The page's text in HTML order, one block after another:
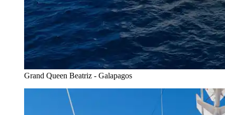
Grand Queen Beatriz - Galapagos